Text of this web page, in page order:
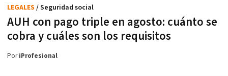
AUH con pago triple en agosto: cuánto se
cobra y cuáles son los requisitos
LEGALES / Seguridad social
PoriProfesional